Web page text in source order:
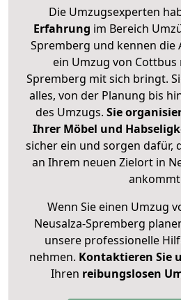
Die Umzugsexperten
Erfahrung im Bereich
Spremberg und kennen die
ein Umzug von Cottbus
Spremberg mit sich bringt.
alles, von der Planung bis
des Umzugs. Sie
Ihrer Möbel und
sicher ein und sorgen dafür,
an Ihrem neuen Zielort in
Wenn Sie einen Umzug
Neusalza-Spremberg
unsere professionelle
nehmen. Kontaktieren Sie
Ihren reibungslosen